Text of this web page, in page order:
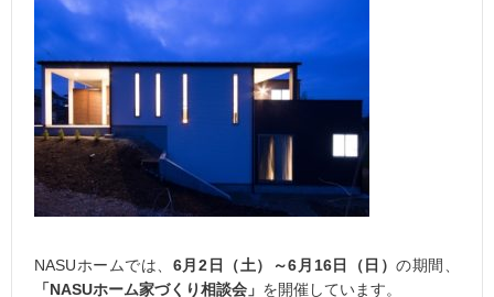
NASUホームでは、 6月2日（土）～6月16日（日）の期間、
「NASUホーム家づくり相談会」 を開催しています。